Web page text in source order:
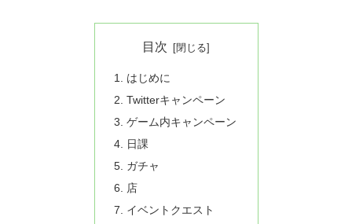
目次
はじめに
Twitterキャンペーン
ゲーム内キャンペーン
日課
ガチャ
店
イベントクエスト